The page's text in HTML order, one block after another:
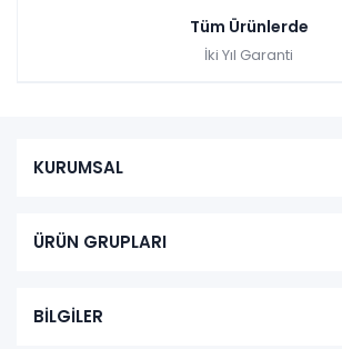
Tüm Ürünlerde
İki Yıl Garanti
KURUMSAL
ÜRÜN GRUPLARI
BİLGİLER